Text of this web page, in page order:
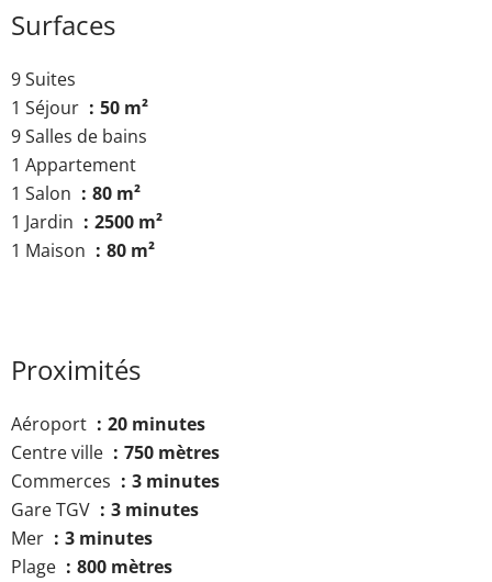
Surfaces
9 Suites
1 Séjour
50 m²
9 Salles de bains
1 Appartement
1 Salon
80 m²
1 Jardin
2500 m²
1 Maison
80 m²
Proximités
Aéroport
20 minutes
Centre ville
750 mètres
Commerces
3 minutes
Gare TGV
3 minutes
Mer
3 minutes
Plage
800 mètres